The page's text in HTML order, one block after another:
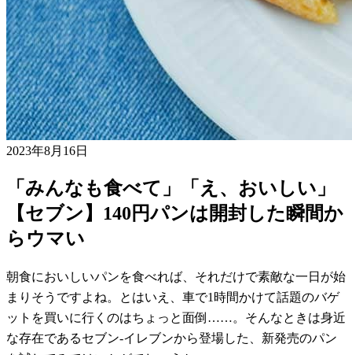
2023年8月16日
「みんなも食べて」「え、おいしい」
【セブン】140円パンは開封した瞬間か
らウマい
朝食においしいパンを食べれば、それだけで素敵な一日が始
まりそうですよね。とはいえ、車で1時間かけて話題のバゲ
ットを買いに行くのはちょっと面倒……。そんなときは身近
な存在であるセブン-イレブンから登場した、新発売のパン